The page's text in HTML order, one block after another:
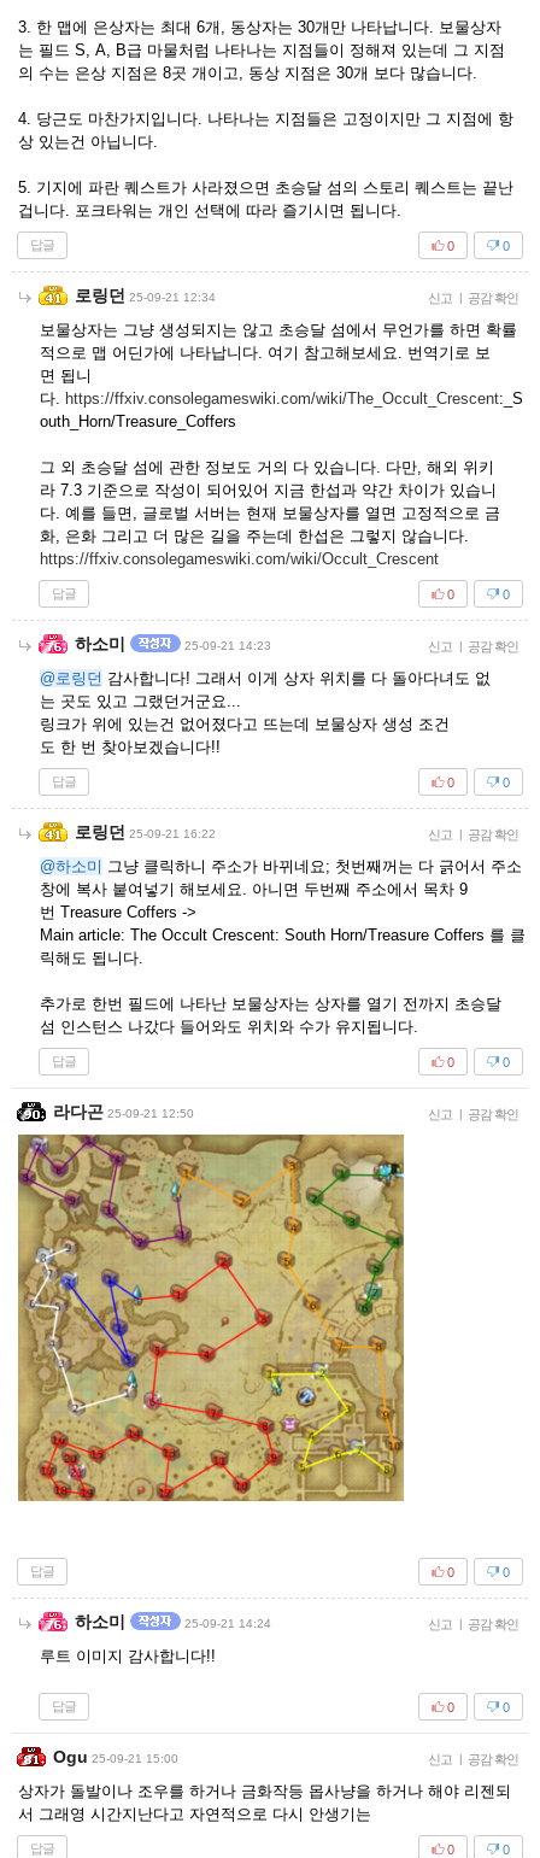
3. 한 맵에 은상자는 최대 6개, 동상자는 30개만 나타납니다. 보물상자
는 필드 S, A, B급 마물처럼 나타나는 지점들이 정해져 있는데 그 지점
의 수는 은상 지점은 8곳 개이고, 동상 지점은 30개 보다 많습니다.
4. 당근도 마찬가지입니다. 나타나는 지점들은 고정이지만 그 지점에 항
상 있는건 아닙니다.
5. 기지에 파란 퀘스트가 사라졌으면 초승달 섬의 스토리 퀘스트는 끝난
겁니다. 포크타워는 개인 선택에 따라 즐기시면 됩니다.
답글 0
0
로링던 25-09-21 12:34 신고 | 공감 확인
보물상자는 그냥 생성되지는 않고 초승달 섬에서 무언가를 하면 확률
적으로 맵 어딘가에 나타납니다. 여기 참고해보세요. 번역기로 보
면 됩니
다. https://ffxiv.consolegameswiki.com/wiki/The_Occult_Crescent:_S
outh_Horn/Treasure_Coffers
그 외 초승달 섬에 관한 정보도 거의 다 있습니다. 다만, 해외 위키
라 7.3 기준으로 작성이 되어있어 지금 한섭과 약간 차이가 있습니
다. 예를 들면, 글로벌 서버는 현재 보물상자를 열면 고정적으로 금
화, 은화 그리고 더 많은 길을 주는데 한섭은 그렇지 않습니다.
https://ffxiv.consolegameswiki.com/wiki/Occult_Crescent
답글 0
0
하소미 25-09-21 14:23 신고 | 공감 확인
@로링던 감사합니다! 그래서 이게 상자 위치를 다 돌아다녀도 없
는 곳도 있고 그랬던거군요...
링크가 위에 있는건 없어졌다고 뜨는데 보물상자 생성 조건
도 한 번 찾아보겠습니다!!
답글 0
0
로링던 25-09-21 16:22 신고 | 공감 확인
@하소미 그냥 클릭하니 주소가 바뀌네요; 첫번째꺼는 다 긁어서 주소
창에 복사 붙여넣기 해보세요. 아니면 두번째 주소에서 목차 9
번 Treasure Coffers ->
Main article: The Occult Crescent: South Horn/Treasure Coffers 를 클
릭해도 됩니다.
추가로 한번 필드에 나타난 보물상자는 상자를 열기 전까지 초승달
섬 인스턴스 나갔다 들어와도 위치와 수가 유지됩니다.
답글 0
0
라다곤 25-09-21 12:50 신고 | 공감 확인
답글 0
0
하소미 25-09-21 14:24 신고 | 공감 확인
루트 이미지 감사합니다!!
답글 0
0
Ogu 25-09-21 15:00 신고 | 공감 확인
상자가 돌발이나 조우를 하거나 금화작등 몹사냥을 하거나 해야 리젠되
서 그래영 시간지난다고 자연적으로 다시 안생기는
답글 0
0